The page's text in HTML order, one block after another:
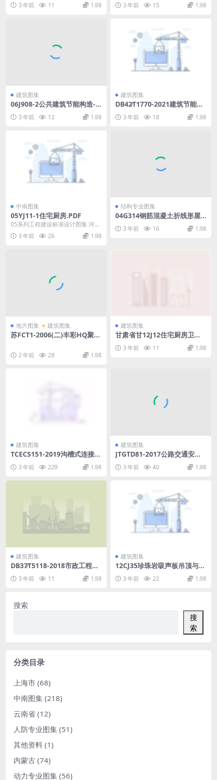
3 年前 11 1.98 3 年前 15 1.98
建筑图集
06J908-2公共建筑节能构造-
3 年前 12 1.98
建筑图集
DB42∕T1770-2021建筑节能门
3 年前 18 1.98
中南图集
05YJ11-1住宅厨房.PDF
05系列工程建设标准设计图集 河南
省工程建设标准设计管理办公室 主
编 3 年前 26 1.98
结构专业图集
04G314钢筋混凝土折线形屋
3 年前 16 1.98
地方图集 建筑图集
苏FCT1-2006(二)丰彩HQ聚苯
2 年前 28 1.98
建筑图集
甘肃省甘12J12住宅厨房卫生
间聚合物水泥防火型排气道系
统.rar
3 年前 11 1.98
建筑图集
TCECS151-2019沟槽式连接管
3 年前 229 1.98
建筑图集
JTGTD81-2017公路交通安全
3 年前 40 1.98
建筑图集
DB37∕T5118-2018市政工程资
3 年前 11 1.98
建筑图集
12CJ35珍珠岩吸声板吊顶与墙
面构造－崔申珍珠岩吸声板.p
df 3 年前 22 1.98
搜索
搜
索
分类目录
上海市 (68)
中南图集 (218)
云南省 (12)
人防专业图集 (51)
其他资料 (1)
内蒙古 (74)
动力专业图集 (56)